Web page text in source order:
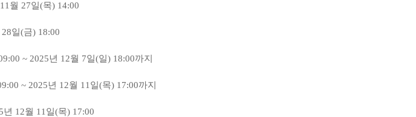
11 월 27일(목) 14:00
28일(금) 18:00
~ 2025년 12월 7일(일) 18:00까지
~ 2025년 12월 11 일(목) 17:00까지
년 12월 11 일(목) 17:00